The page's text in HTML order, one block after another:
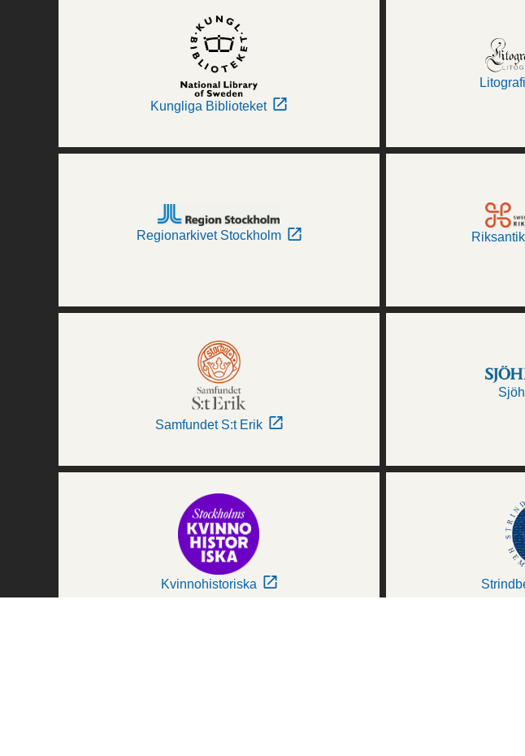
Kungliga Biblioteket
Regionarkivet Stockholm
Samfundet S:t Erik
Kvinnohistoriska